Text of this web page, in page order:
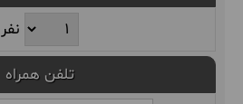
نفر
تلفن همراه